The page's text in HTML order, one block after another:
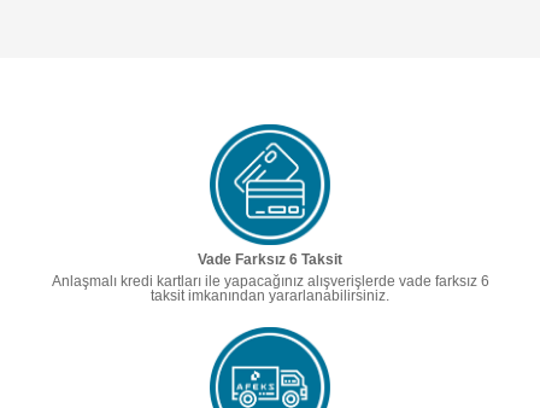
Vade Farksız 6 Taksit
Anlaşmalı kredi kartları ile yapacağınız alışverişlerde vade farksız 6
taksit imkanından yararlanabilirsiniz.